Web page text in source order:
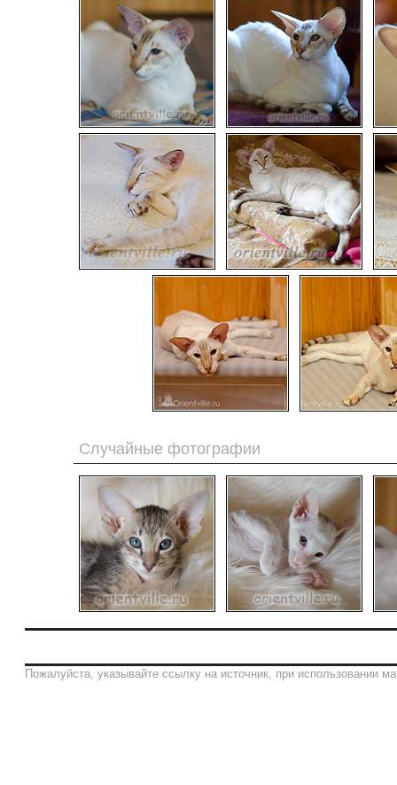
Случайные фотографии
Пожалуйста, указывайте ссылку на источник, при использовании